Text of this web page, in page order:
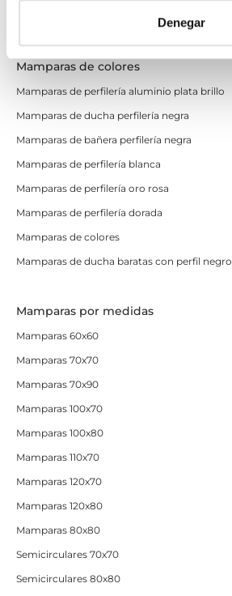
Denegar
Mamparas de colores
Mamparas de perfilería aluminio plata brillo
Mamparas de ducha perfilería negra
Mamparas de bañera perfilería negra
Mamparas de perfilería blanca
Mamparas de perfilería oro rosa
Mamparas de perfilería dorada
Mamparas de colores
Mamparas de ducha baratas con perfil negro
Mamparas por medidas
Mamparas 60x60
Mamparas 70x70
Mamparas 70x90
Mamparas 100x70
Mamparas 100x80
Mamparas 110x70
Mamparas 120x70
Mamparas 120x80
Mamparas 80x80
Semicirculares 70x70
Semicirculares 80x80